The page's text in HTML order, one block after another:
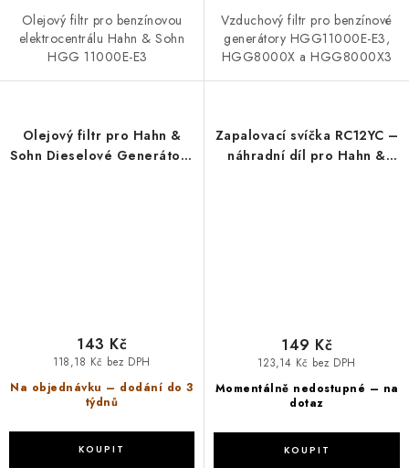
Olejový filtr pro benzínovou
elektrocentrálu Hahn & Sohn
HGG 11000E-E3
Vzduchový filtr pro benzínové
generátory HGG11000E-E3,
HGG8000X a HGG8000X3
Olejový filtr pro Hahn &
Sohn Dieselové Generátory
Na objednávku – dodání do 3
týdnů
118,18 Kč bez DPH
143 Kč
Zapalovací svíčka RC12YC –
náhradní díl pro Hahn &
Momentálně nedostupné – na
dotaz
123,14 Kč bez DPH
149 Kč